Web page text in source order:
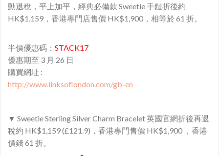
動退稅，平上加平，經典必備款 Sweetie 手鏈折後約
HK$1,159，香港專門店售價 HK$1,900，相等於 61 折。
半價優惠碼： STACK17
優惠期至 3 月 26 日
購買網址 :
http://www.linksoflondon.com/gb-en
▼ Sweetie Sterling Silver Charm Bracelet 英國官網折後再退
稅約 HK$1,159 (£121.9)，香港專門售價 HK$1,900 ，香港
價錢 61 折。